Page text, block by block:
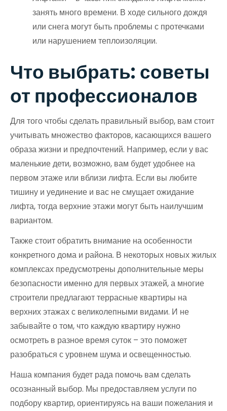
занять много времени. В ходе сильного дождя
или снега могут быть проблемы с протечками
или нарушением теплоизоляции.
Что выбрать: советы
от профессионалов
Для того чтобы сделать правильный выбор, вам стоит
учитывать множество факторов, касающихся вашего
образа жизни и предпочтений. Например, если у вас
маленькие дети, возможно, вам будет удобнее на
первом этаже или вблизи лифта. Если вы любите
тишину и уединение и вас не смущает ожидание
лифта, тогда верхние этажи могут быть наилучшим
вариантом.
Также стоит обратить внимание на особенности
конкретного дома и района. В некоторых новых жилых
комплексах предусмотрены дополнительные меры
безопасности именно для первых этажей, а многие
строители предлагают террасные квартиры на
верхних этажах с великолепными видами. И не
забывайте о том, что каждую квартиру нужно
осмотреть в разное время суток – это поможет
разобраться с уровнем шума и освещенностью.
Наша компания будет рада помочь вам сделать
осознанный выбор. Мы предоставляем услуги по
подбору квартир, ориентируясь на ваши пожелания и